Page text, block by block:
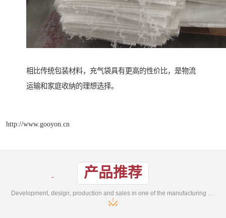
相比传统包装材料，充气袋具有更高的性价比，是物流
运输和家庭收纳的理想选择。
http://www.gooyon.cn
产品推荐